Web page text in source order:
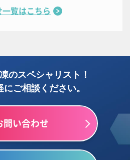
覧はこちら
のスペシャリスト！
にご相談ください。
問い合わせ